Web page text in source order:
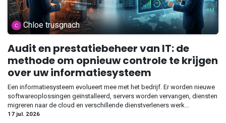
Chloe trusgnach
Audit en prestatiebeheer van IT: de
methode om opnieuw controle te krijgen
over uw informatiesysteem
Een informatiesysteem evolueert mee met het bedrijf. Er worden nieuwe
softwareoplossingen geïnstalleerd, servers worden vervangen, diensten
migreren naar de cloud en verschillende dienstverleners werk...
17 jul. 2026